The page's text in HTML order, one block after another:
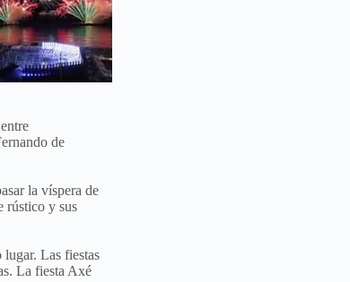
de
la víspera de
rústico y sus
lugar. Las fiestas
La fiesta Axé